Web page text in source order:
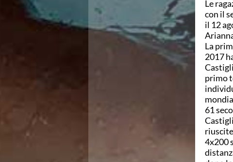
Campionato A2 Femminile
Campionato B Maschile
Storico Campionati 2003-2017
Finali Giovanili
Eventi
Risultati e Classifiche
Le
con il
il 12
La
2017
primo
61
4x200